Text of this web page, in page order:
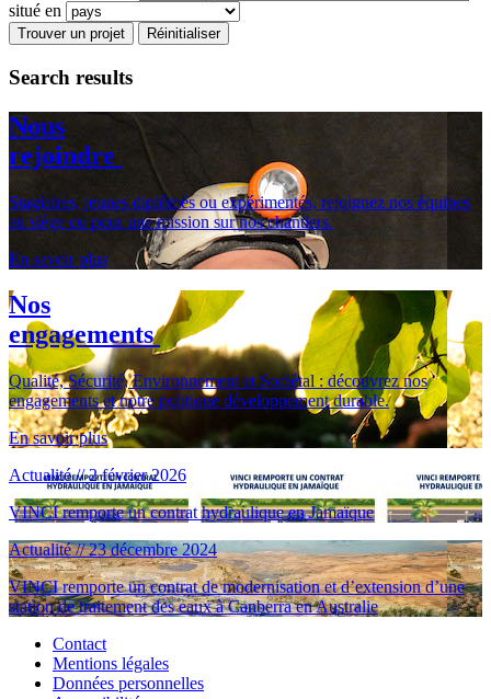
situé en
Trouver un projet Réinitialiser
Search results
Nous
rejoindre
Stagiaires, jeunes diplômés ou expérimentés, rejoignez nos équipes
au siège ou pour une mission sur nos chantiers.
En savoir plus
Nos
engagements
Qualité, Sécurité, Environnement et Sociétal : découvrez nos
engagements et notre politique développement durable.
En savoir plus
Actualité // 2 février 2026
VINCI remporte un contrat hydraulique en Jamaïque
Actualité // 23 décembre 2024
VINCI remporte un contrat de modernisation et d’extension d’une
station de traitement des eaux à Canberra en Australie
Contact
Mentions légales
Données personnelles